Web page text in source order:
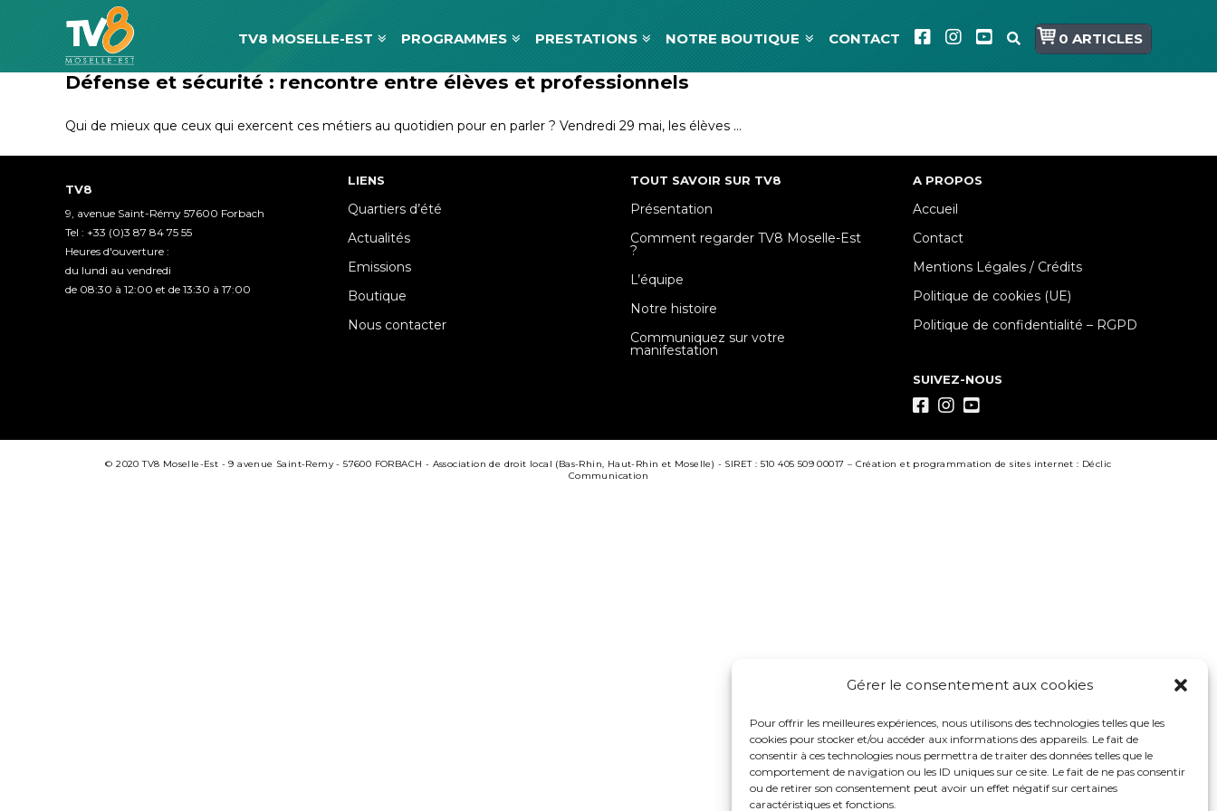
Gérer le consentement aux cookies
Pour offrir les meilleures expériences, nous utilisons des technologies telles que les
cookies pour stocker et/ou accéder aux informations des appareils. Le fait de
consentir à ces technologies nous permettra de traiter des données telles que le
comportement de navigation ou les ID uniques sur ce site. Le fait de ne pas consentir
ou de retirer son consentement peut avoir un effet négatif sur certaines
caractéristiques et fonctions.
TV8 MOSELLE-EST PROGRAMMES PRESTATIONS NOTRE BOUTIQUE CONTACT 0 ARTICLES
Défense et sécurité : rencontre entre élèves et professionnels
Qui de mieux que ceux qui exercent ces métiers au quotidien pour en parler ? Vendredi 29 mai, les élèves …
TV8
9, avenue Saint-Rémy 57600 Forbach
Tel : +33 (0)3 87 84 75 55
Heures d'ouverture :
du lundi au vendredi
de 08:30 à 12:00 et de 13:30 à 17:00
LIENS
Quartiers d’été
Actualités
Emissions
Boutique
Nous contacter
TOUT SAVOIR SUR TV8
Présentation
Comment regarder TV8 Moselle-Est
?
L’équipe
Notre histoire
Communiquez sur votre
manifestation
A PROPOS
Accueil
Contact
Mentions Légales / Crédits
Politique de cookies (UE)
Politique de confidentialité – RGPD
SUIVEZ-NOUS
© 2020 TV8 Moselle-Est - 9 avenue Saint-Remy - 57600 FORBACH - Association de droit local (Bas-Rhin, Haut-Rhin et Moselle) - SIRET : 510 405 509 00017 – Création et programmation de sites internet : Déclic
Communication